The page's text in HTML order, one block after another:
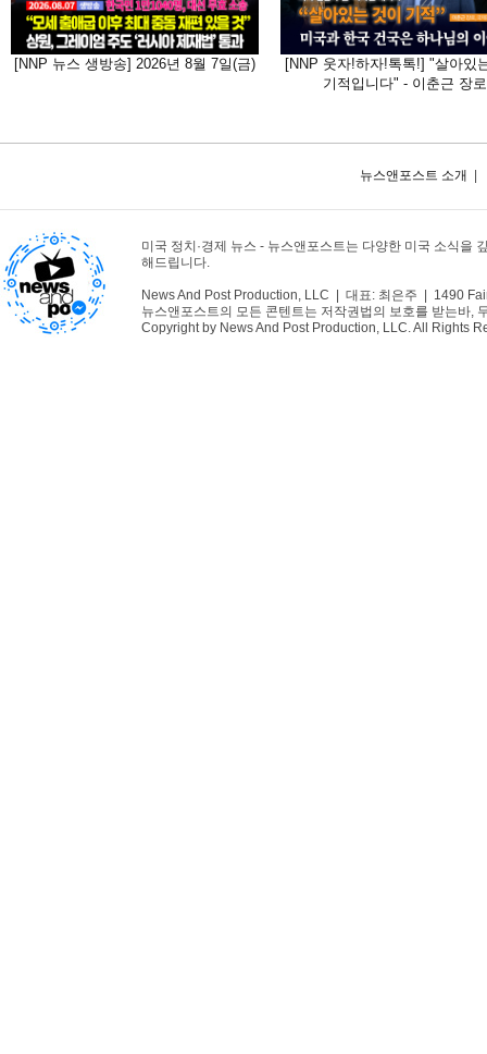
[NNP 뉴스 생방송] 2026년 8월 7일(금)
[NNP 웃자!하자!톡톡!] "살아있
기적입니다" - 이춘근 장로
뉴스앤포스트 소개
미국 정치·경제 뉴스 - 뉴스앤포스트는 다양한 미국 소식을
해드립니다.
News And Post Production, LLC | 대표: 최은주 | 1490
뉴스앤포스트의 모든 콘텐트는 저작권법의 보호를 받는바,
Copyright by News And Post Production, LLC. All Rights